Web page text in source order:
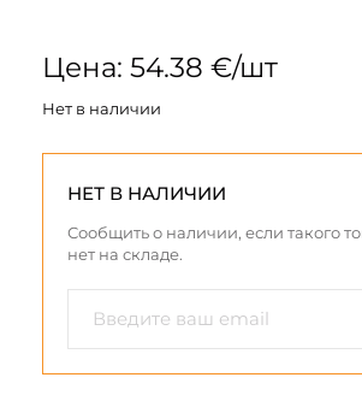
Цена: 54.38 €/шт
Нет в наличии
НЕТ В НАЛИЧИИ
Сообщить о наличии, если такого
нет на складе.